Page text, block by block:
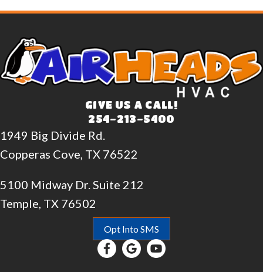
GIVE US A CALL!
254-213-5400
1949 Big Divide Rd.
Copperas Cove, TX 76522
5100 Midway Dr. Suite 212
Temple, TX 76502
Opt Into SMS